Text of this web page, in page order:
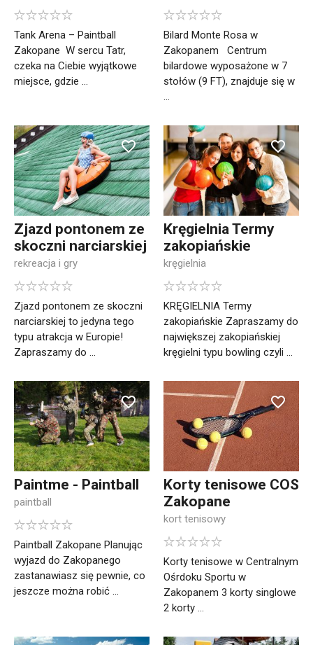
Tank Arena – Paintball
Zakopane W sercu Tatr,
czeka na Ciebie wyjątkowe
miejsce, gdzie ...
Bilard Monte Rosa w
Zakopanem Centrum
bilardowe wyposażone w 7
stołów (9 FT), znajduje się w
...
Zjazd pontonem ze
skoczni narciarskiej
rekreacja i gry
Zjazd pontonem ze skoczni
narciarskiej to jedyna tego
typu atrakcja w Europie!
Zapraszamy do ...
Kręgielnia Termy
zakopiańskie
kręgielnia
KRĘGIELNIA Termy
zakopiańskie Zapraszamy do
największej zakopiańskiej
kręgielni typu bowling czyli ...
Paintme - Paintball
paintball
Paintball Zakopane Planując
wyjazd do Zakopanego
zastanawiasz się pewnie, co
jeszcze można robić ...
Korty tenisowe COS
Zakopane
kort tenisowy
Korty tenisowe w Centralnym
Ośrdoku Sportu w
Zakopanem 3 korty singlowe
2 korty ...